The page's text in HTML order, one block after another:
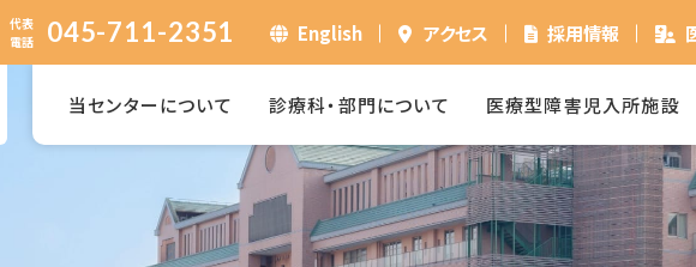
代表
電話
045-711-2351 English アクセス 採用情報
当センターについて 診療科・部門について 医療型障害児入所施設